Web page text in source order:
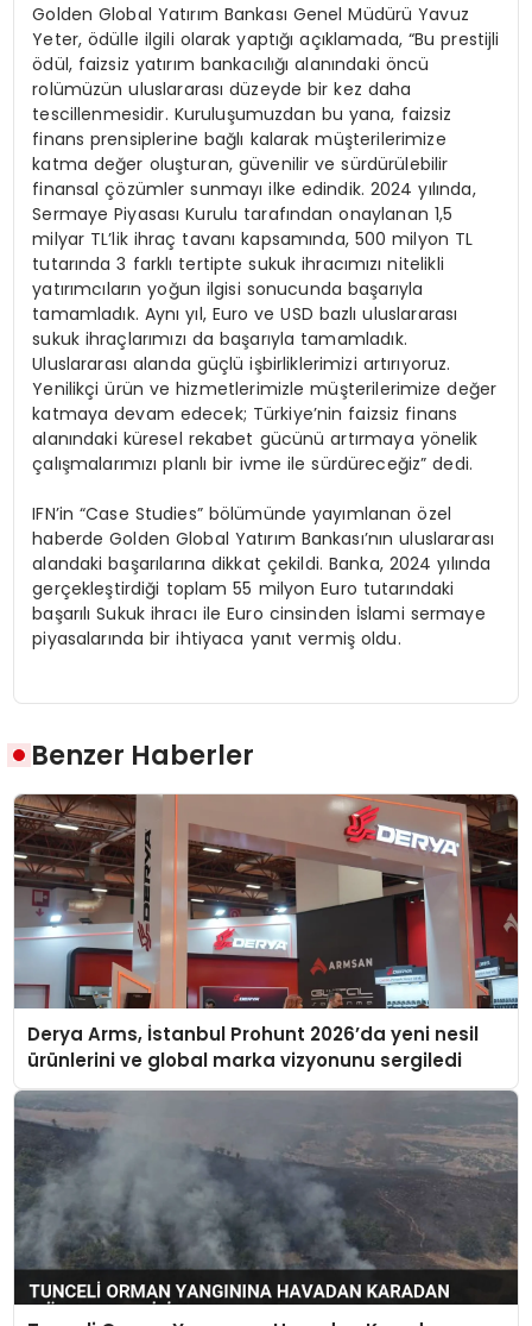
Golden Global Yatırım Bankası Genel Müdürü Yavuz
Yeter, ödülle ilgili olarak yaptığı açıklamada, “Bu prestijli
ödül, faizsiz yatırım bankacılığı alanındaki öncü
rolümüzün uluslararası düzeyde bir kez daha
tescillenmesidir. Kuruluşumuzdan bu yana, faizsiz
finans prensiplerine bağlı kalarak müşterilerimize
katma değer oluşturan, güvenilir ve sürdürülebilir
finansal çözümler sunmayı ilke edindik. 2024 yılında,
Sermaye Piyasası Kurulu tarafından onaylanan 1,5
milyar TL’lik ihraç tavanı kapsamında, 500 milyon TL
tutarında 3 farklı tertipte sukuk ihracımızı nitelikli
yatırımcıların yoğun ilgisi sonucunda başarıyla
tamamladık. Aynı yıl, Euro ve USD bazlı uluslararası
sukuk ihraçlarımızı da başarıyla tamamladık.
Uluslararası alanda güçlü işbirliklerimizi artırıyoruz.
Yenilikçi ürün ve hizmetlerimizle müşterilerimize değer
katmaya devam edecek; Türkiye’nin faizsiz finans
alanındaki küresel rekabet gücünü artırmaya yönelik
çalışmalarımızı planlı bir ivme ile sürdüreceğiz” dedi.
IFN’in “Case Studies” bölümünde yayımlanan özel
haberde Golden Global Yatırım Bankası’nın uluslararası
alandaki başarılarına dikkat çekildi. Banka, 2024 yılında
gerçekleştirdiği toplam 55 milyon Euro tutarındaki
başarılı Sukuk ihracı ile Euro cinsinden İslami sermaye
piyasalarında bir ihtiyaca yanıt vermiş oldu.
Benzer Haberler
Derya Arms, İstanbul Prohunt 2026’da yeni nesil
ürünlerini ve global marka vizyonunu sergiledi